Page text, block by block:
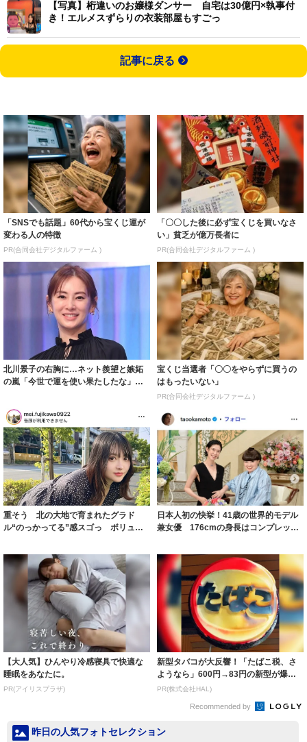
【写真】桁違いのお嬢様ダンサー 自宅は30億円×執事付
き！エルメスずらりの衣装部屋もすごっ
記事に戻る
「SNSでも話題」60代から宝くじ運が
変わる人の特徴
PR(合同会社デジタルファーム )
「〇〇した後に必ず宝くじを買いなさ
い」貧乏が億万長者に
PR(合同会社デジタルファーム )
北川景子の右胸に…ネット羨望と嫉妬
の嵐「今世で運を使い果たしたな」
宝くじ当選者「〇〇をやらずに買うの
はもったいない」
PR(合同会社デジタルファーム )
重そう 北の大地で育まれたグラド
ル“のっかってる”感スゴっ ボリュー
日本人初の快挙！41歳の世界的モデル
兼女優 176cmの身長はコンプレック
【大人気】ひんやり冷感寝具で快適な
睡眠をあなたに。
PR(アイリスプラザ)
新型タバコが大反響！「たばこ税、さ
ようなら」600円→83円の新型が爆売
れ
PR(株式会社HAL)
Recommended by
昨日の人気フォトセレクション